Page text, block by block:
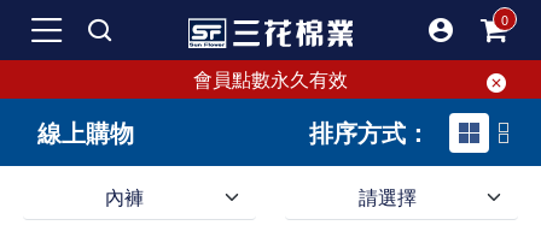
會員點數永久有效
線上購物 排序方式：
內褲 請選擇